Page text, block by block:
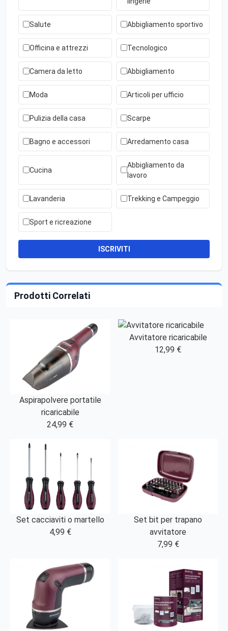
Salute Abbigliamento sportivo
Officina e attrezzi Tecnologico
Camera da letto Abbigliamento
Moda Articoli per ufficio
Pulizia della casa Scarpe
Bagno e accessori Arredamento casa
Cucina
Abbigliamento da
lavoro
Lavanderia Trekking e Campeggio
Sport e ricreazione
ISCRIVITI
Prodotti Correlati
Aspirapolvere portatile
ricaricabile
24,99 €
Avvitatore ricaricabile
12,99 €
Set cacciaviti o martello
4,99 €
Set bit per trapano
avvitatore
7,99 €